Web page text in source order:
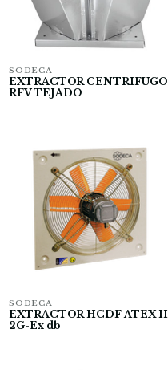
SODECA
EXTRACTOR CENTRIFUGO
RFV TEJADO
SODECA
EXTRACTOR HCDF ATEX II
2G-Ex db